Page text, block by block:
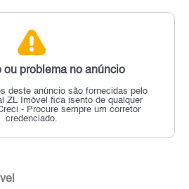
ou problema no anúncio
deste anúncio são fornecidas pelo
ZL Imóvel fica isento de qualquer
- Procure sempre um corretor
credenciado.